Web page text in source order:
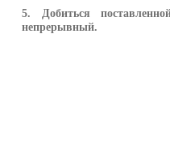
5. Добиться
непрерывный.